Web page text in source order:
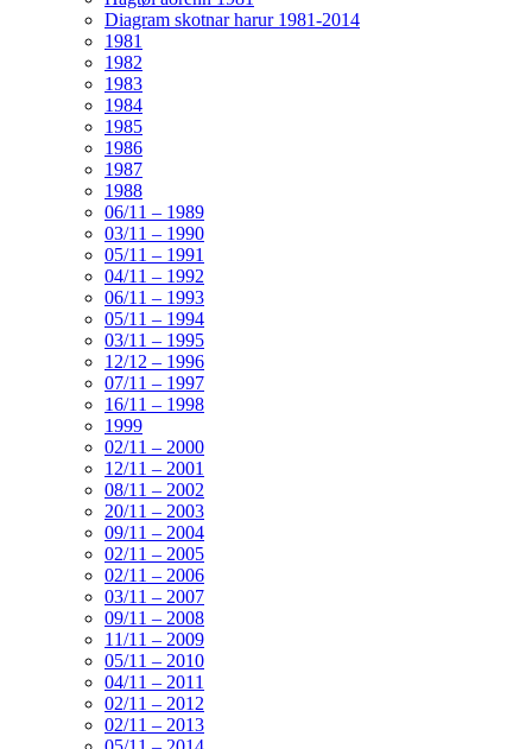
Diagram skotnar harur 1981-2014
1981
1982
1983
1984
1985
1986
1987
1988
06/11 – 1989
03/11 – 1990
05/11 – 1991
04/11 – 1992
06/11 – 1993
05/11 – 1994
03/11 – 1995
12/12 – 1996
07/11 – 1997
16/11 – 1998
1999
02/11 – 2000
12/11 – 2001
08/11 – 2002
20/11 – 2003
09/11 – 2004
02/11 – 2005
02/11 – 2006
03/11 – 2007
09/11 – 2008
11/11 – 2009
05/11 – 2010
04/11 – 2011
02/11 – 2012
02/11 – 2013